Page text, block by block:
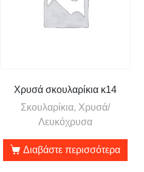
Χρυσά σκουλαρίκια κ14
Σκουλαρίκια, Χρυσά/
Λευκόχρυσα
Διαβάστε περισσότερα